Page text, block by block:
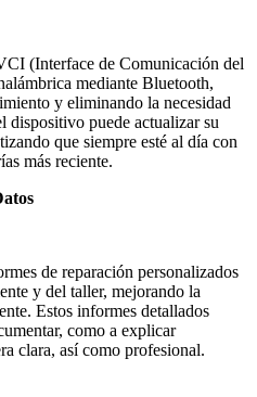
(Interface de Comunicación del
mediante Bluetooth,
y eliminando la necesidad
dispositivo puede actualizar su
que siempre esté al día con
más reciente.
de reparación personalizados
y del taller, mejorando la
Estos informes detallados
como a explicar
clara, así como profesional.